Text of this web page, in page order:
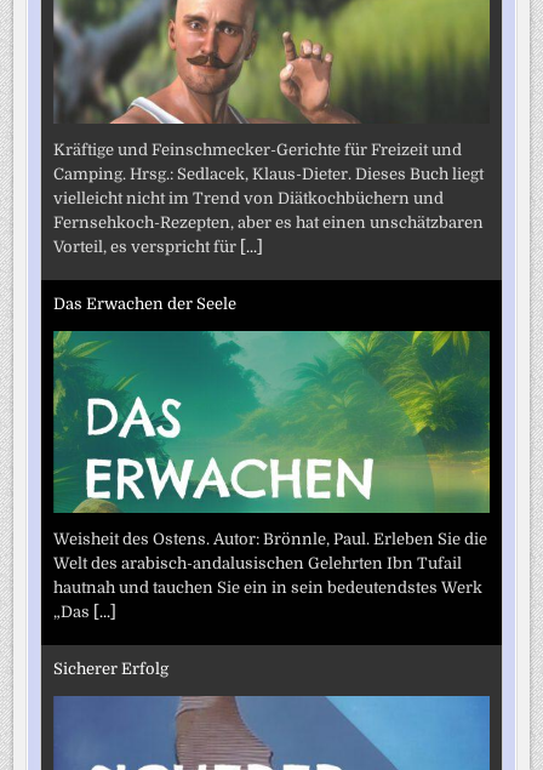
Kräftige und Feinschmecker-Gerichte für Freizeit und
Camping. Hrsg.: Sedlacek, Klaus-Dieter. Dieses Buch liegt
vielleicht nicht im Trend von Diätkochbüchern und
Fernsehkoch-Rezepten, aber es hat einen unschätzbaren
Vorteil, es verspricht für [...]
Das Erwachen der Seele
Weisheit des Ostens. Autor: Brönnle, Paul. Erleben Sie die
Welt des arabisch-andalusischen Gelehrten Ibn Tufail
hautnah und tauchen Sie ein in sein bedeutendstes Werk
„Das [...]
Sicherer Erfolg